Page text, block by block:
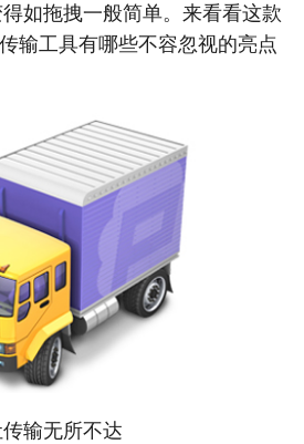
如拖拽一般简单。来看看这款
输工具有哪些不容忽视的亮点
输无所不达